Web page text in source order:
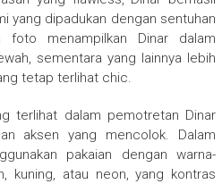
yang dipadukan dengan sentuhan
foto menampilkan Dinar dalam
sementara yang lainnya lebih
tetap terlihat chic.
terlihat dalam pemotretan Dinar
aksen yang mencolok. Dalam
pakaian dengan warna-
kuning, atau neon, yang kontras